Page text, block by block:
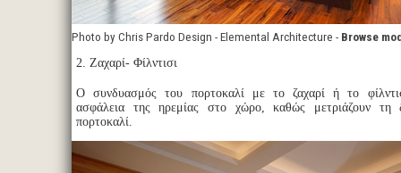
Photo by Chris Pardo Design - Elemental Architecture - Browse
2. Ζαχαρί- Φίλντισι
Ο συνδυασμός του πορτοκαλί με το ζαχαρί ή το
ασφάλεια της ηρεμίας στο χώρο, καθώς μετριάζουν τη
πορτοκαλί.